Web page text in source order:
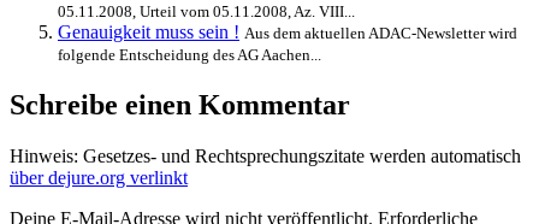
05.11.2008, Urteil vom 05.11.2008, Az. VIII...
Genauigkeit muss sein ! Aus dem aktuellen ADAC-Newsletter wird
folgende Entscheidung des AG Aachen...
Schreibe einen Kommentar
Hinweis: Gesetzes- und Rechtsprechungszitate werden automatisch
über dejure.org verlinkt
Deine E-Mail-Adresse wird nicht veröffentlicht. Erforderliche